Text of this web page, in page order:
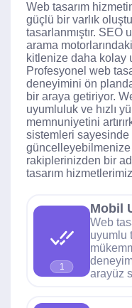
Web tasarım
güçlü bir varlık
tasarlanmıştır. SEO
arama
kitlenize daha kolay
Profesyonel web
deneyimini ön
bir araya getiriyor.
uyumluluk ve hızlı
memnuniyetini
sistemleri
güncelleyebilmenize
rakiplerinizden bir
tasarım
1
Mobil
Web
uyumlu
arayüz